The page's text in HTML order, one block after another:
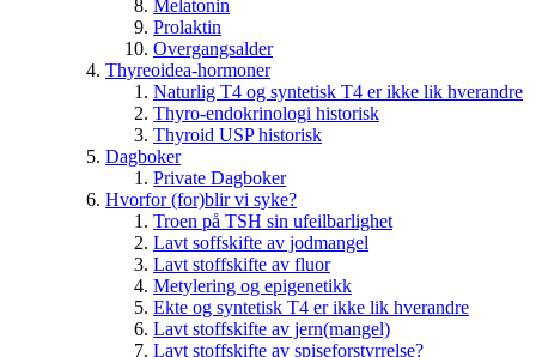
Melatonin
Prolaktin
Overgangsalder
Thyreoidea-hormoner
Naturlig T4 og syntetisk T4 er ikke lik hverandre
Thyro-endokrinologi historisk
Thyroid USP historisk
Dagboker
Private Dagboker
Hvorfor (for)blir vi syke?
Troen på TSH sin ufeilbarlighet
Lavt soffskifte av jodmangel
Lavt stoffskifte av fluor
Metylering og epigenetikk
Ekte og syntetisk T4 er ikke lik hverandre
Lavt stoffskifte av jern(mangel)
Lavt stoffskifte av spiseforstyrrelse?